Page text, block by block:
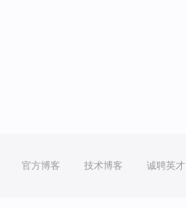
官方博客 技术博客 诚聘英才